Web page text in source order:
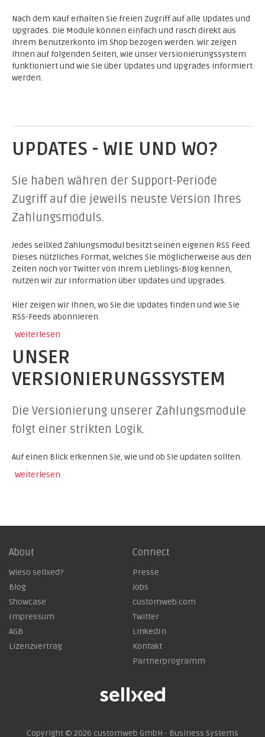
Nach dem Kauf erhalten Sie freien Zugriff auf alle Updates und
Upgrades. Die Module können einfach und rasch direkt aus
Ihrem Benutzerkonto im Shop bezogen werden. Wir zeigen
Ihnen auf folgenden Seiten, wie unser Versionierungssystem
funktioniert und wie Sie über Updates und Upgrades informiert
werden.
UPDATES - WIE UND WO?
Sie haben währen der Support-Periode
Zugriff auf die jeweils neuste Version Ihres
Zahlungsmoduls.
Jedes sellXed Zahlungsmodul besitzt seinen eigenen RSS Feed.
Dieses nützliches Format, welches Sie möglicherweise aus den
Zeiten noch vor Twitter von Ihrem Lieblings-Blog kennen,
nutzen wir zur Information über Updates und Upgrades.
Hier zeigen wir Ihnen, wo Sie die Updates finden und wie Sie
RSS-Feeds abonnieren.
Weiterlesen
UNSER
VERSIONIERUNGSSYSTEM
Die Versionierung unserer Zahlungsmodule
folgt einer strikten Logik.
Auf einen Blick erkennen Sie, wie und ob Sie updaten sollten.
Weiterlesen
About
Wieso sellxed?
Blog
Showcase
Impressum
AGB
Lizenzvertrag
Connect
Presse
Jobs
customweb.com
Twitter
LinkedIn
Kontakt
Partnerprogramm
Copyright © 2026 customweb GmbH - Business Systems